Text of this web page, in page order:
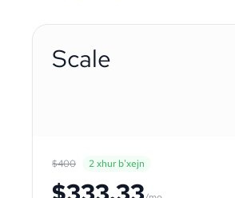
Scale
$400 2 xhur b'xejn